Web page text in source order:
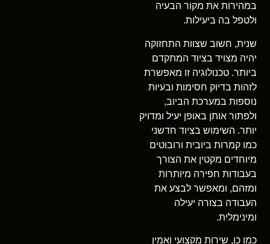
במהירות את מקור הבעיה
ולטפל בה ביעילות.
שנית, חשוב שצוות התחזוקה
יהיה מצויד בציוד המתקדם
ביותר. טכנולוגיה זו מאפשרת
לזהות בדיוק חסימות ובעיות
נוספות במערכת הביוב,
ולפתור אותן באופן יעיל ומדויק
יותר. השימוש בציוד חדשני
כמו קמרות ביובית ורובוטים
מיוחדים מקטין את הצורך
בעבודות חפירה מיותרות
ומזהם, ומאפשר לבצע את
העבודה בצורה יעילה
ומינימלית.
כמו כן, שירות מקצועי ואמין